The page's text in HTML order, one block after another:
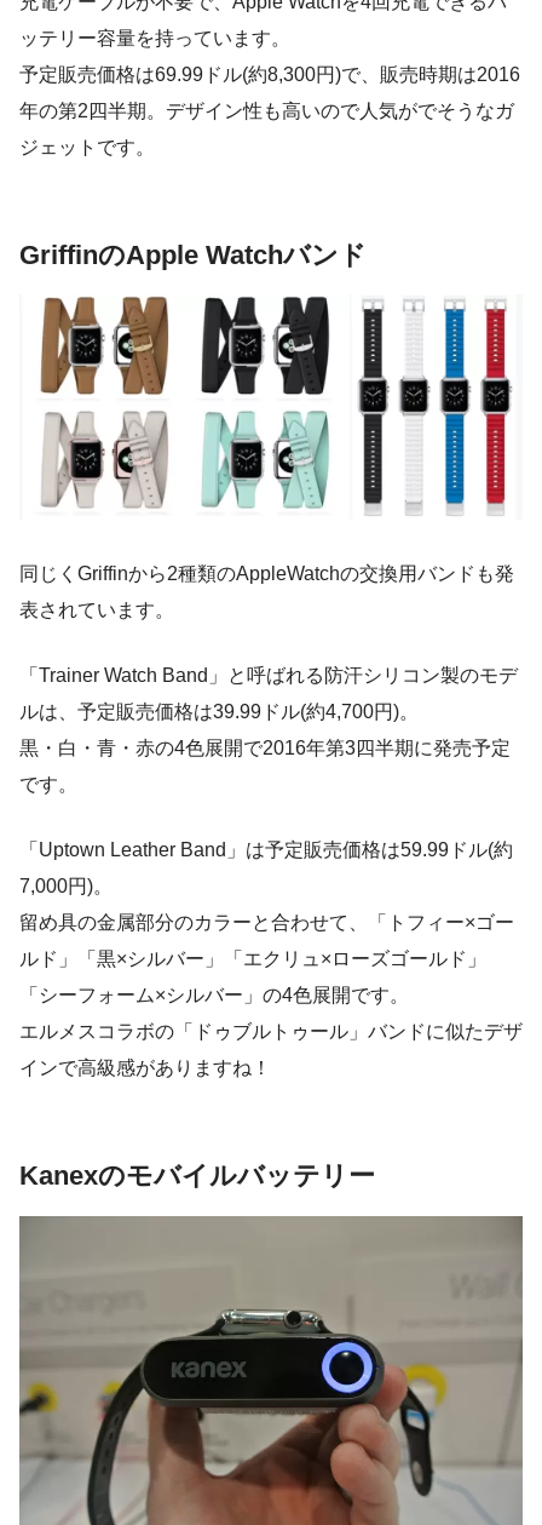
ッテリー容量を持っています。
予定販売価格は69.99ドル(約8,300円)で、販売時期は2016
年の第2四半期。デザイン性も高いので人気がでそうなガ
ジェットです。
GriffinのApple Watchバンド
同じくGriffinから2種類のAppleWatchの交換用バンドも発
表されています。
「Trainer Watch Band」と呼ばれる防汗シリコン製のモデ
ルは、予定販売価格は39.99ドル(約4,700円)。
黒・白・青・赤の4色展開で2016年第3四半期に発売予定
です。
「Uptown Leather Band」は予定販売価格は59.99ドル(約
7,000円)。
留め具の金属部分のカラーと合わせて、「トフィー×ゴー
ルド」「黒×シルバー」「エクリュ×ローズゴールド」
「シーフォーム×シルバー」の4色展開です。
エルメスコラボの「ドゥブルトゥール」バンドに似たデザ
インで高級感がありますね！
Kanexのモバイルバッテリー